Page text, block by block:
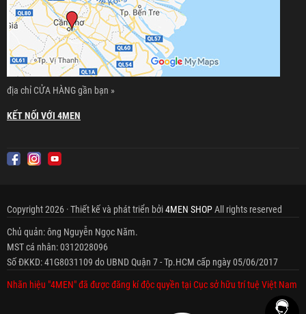
địa chỉ CỬA HÀNG gần bạn »
KẾT NỐI VỚI 4MEN
Copyright 2026 · Thiết kế và phát triển bởi4MEN SHOPAll rights reserved
Chủ quản: ông Nguyễn Ngọc Năm.
MST cá nhân: 0312028096
Số ĐKKD: 41G8031109 do UBND Quận 7 - Tp.HCM cấp ngày 05/06/2017
Nhãn hiệu "4MEN" đã được đăng kí độc quyền tại Cục sở hữu trí tuệ Việt Nam